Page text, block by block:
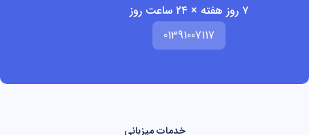
۷ روز هفته × ۲۴ ساعت روز
01391007117
خدمات میزبانی